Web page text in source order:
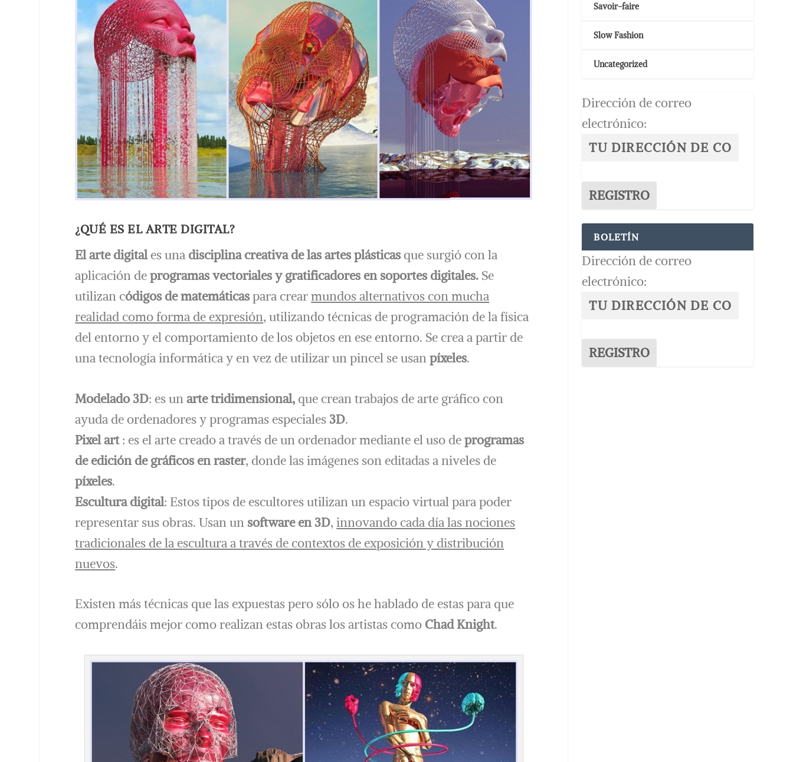
¿QUÉ ES EL ARTE DIGITAL?
El arte digitales una disciplina creativa de las artes plásticas que surgió con la
aplicación deprogramas vectoriales y gratificadores en soportes digitales. Se
utilizan códigos de matemáticaspara crearmundos alternativos con mucha
realidad como forma de expresión, utilizando técnicas de programación de la física
del entorno y el comportamiento de los objetos en ese entorno. Se crea a partir de
una tecnología informática y en vez de utilizar un pincel se usanpíxeles.
Modelado 3D: es unarte tridimensional, que crean trabajos de arte gráfico con
ayuda de ordenadores y programas especiales 3D.
Pixel art: es el arte creado a través de un ordenador mediante el uso deprogramas
de edición de gráficos en raster, donde las imágenes son editadas a niveles de
píxeles.
Escultura digital: Estos tipos de escultores utilizan un espacio virtual para poder
representar sus obras. Usan unsoftware en 3D,innovando cada día las nociones
tradicionales de la escultura a través de contextos de exposición y distribución
nuevos.
Existen más técnicas que las expuestas pero sólo os he hablado de estas para que
comprendáis mejor como realizan estas obras los artistas como Chad Knight.
Savoir-faire
Slow Fashion
Uncategorized
Dirección de correo
electrónico:
BOLETÍN
Dirección de correo
electrónico: